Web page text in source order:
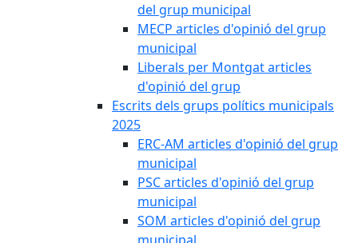
del grup municipal
MECP articles d'opinió del grup
municipal
Liberals per Montgat articles
d'opinió del grup
Escrits dels grups polítics municipals
2025
ERC-AM articles d'opinió del grup
municipal
PSC articles d'opinió del grup
municipal
SOM articles d'opinió del grup